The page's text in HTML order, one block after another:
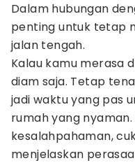
Dalam hubungan
penting untuk tetap
jalan tengah.
Kalau kamu merasa
diam saja. Tetap
jadi waktu yang pas
rumah yang
kesalahpahaman,
menjelaskan